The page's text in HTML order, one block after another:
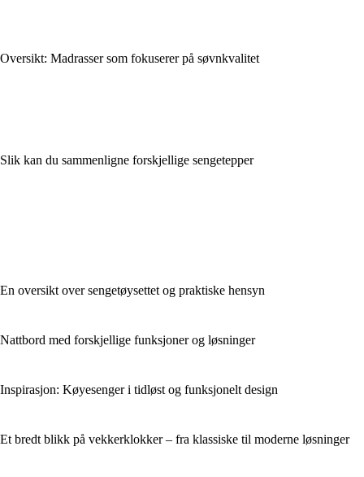
Oversikt: Madrasser som fokuserer på søvnkvalitet
Slik kan du sammenligne forskjellige sengetepper
En oversikt over sengetøysettet og praktiske hensyn
Nattbord med forskjellige funksjoner og løsninger
Inspirasjon: Køyesenger i tidløst og funksjonelt design
Et bredt blikk på vekkerklokker – fra klassiske til moderne løsninger